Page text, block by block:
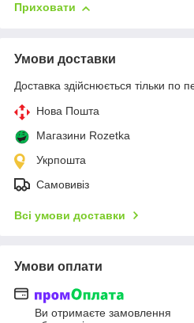
Приховати
Умови доставки
Доставка здійснюється тільки по
Нова Пошта
Магазини Rozetka
Укрпошта
Самовивіз
Всі умови доставки
Умови оплати
Ви отримаєте замовлення